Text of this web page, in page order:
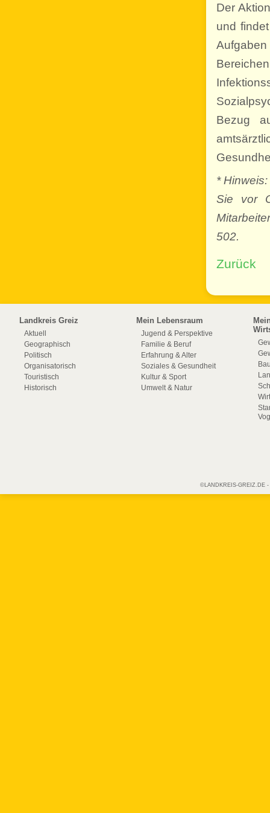
Der
und
Bezug
*
Sie vor
502.
Zurück
Landkreis Greiz
Aktuell
Geographisch
Politisch
Organisatorisch
Touristisch
Historisch
Mein Lebensraum
Jugend & Perspektive
Familie & Beruf
Erfahrung & Alter
Soziales & Gesundheit
Kultur & Sport
Umwelt & Natur
©LANDKREIS-GREIZ.DE